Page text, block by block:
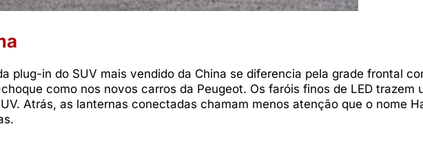
plug-in do SUV mais vendido da China se diferencia pela grade frontal
como nos novos carros da Peugeot. Os faróis finos de LED trazem
Atrás, as lanternas conectadas chamam menos atenção que o nome